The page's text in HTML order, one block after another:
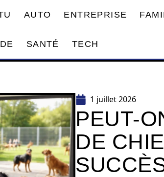
AUTO ENTREPRISE
SANTÉ TECH
1 juillet 2026
PEUT-
DE